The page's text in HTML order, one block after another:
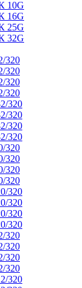
10G
16G
25G
32G
320
320
320
320
320
320
320
320
320
320
320
320
320
320
320
320
320
320
320
320
320